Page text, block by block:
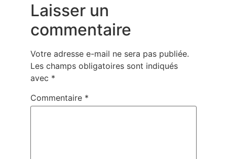
Laisser un
commentaire
Votre adresse e-mail ne sera pas publiée.
Les champs obligatoires sont indiqués
avec *
Commentaire *